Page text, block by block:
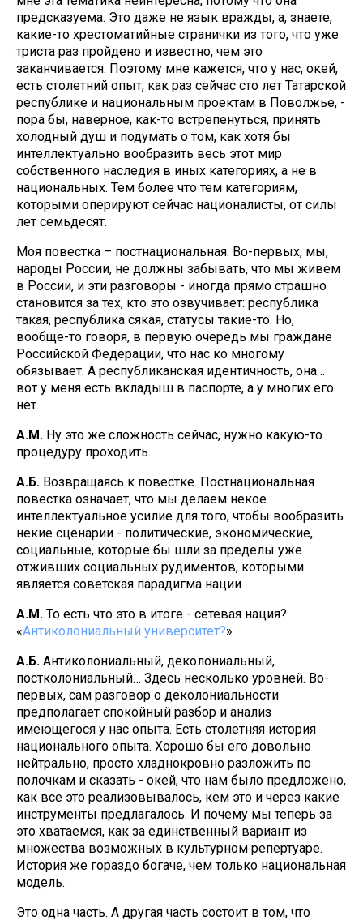
предсказуема. Это даже не язык вражды, а, знаете,
какие-то хрестоматийные странички из того, что уже
триста раз пройдено и известно, чем это
заканчивается. Поэтому мне кажется, что у нас, окей,
есть столетний опыт, как раз сейчас сто лет Татарской
республике и национальным проектам в Поволжье, -
пора бы, наверное, как-то встрепенуться, принять
холодный душ и подумать о том, как хотя бы
интеллектуально вообразить весь этот мир
собственного наследия в иных категориях, а не в
национальных. Тем более что тем категориям,
которыми оперируют сейчас националисты, от силы
лет семьдесят.
Моя повестка – постнациональная. Во-первых, мы,
народы России, не должны забывать, что мы живем
в России, и эти разговоры - иногда прямо страшно
становится за тех, кто это озвучивает: республика
такая, республика сякая, статусы такие-то. Но,
вообще-то говоря, в первую очередь мы граждане
Российской Федерации, что нас ко многому
обязывает. А республиканская идентичность, она…
вот у меня есть вкладыш в паспорте, а у многих его
нет.
А.М. Ну это же сложность сейчас, нужно какую-то
процедуру проходить.
А.Б. Возвращаясь к повестке. Постнациональная
повестка означает, что мы делаем некое
интеллектуальное усилие для того, чтобы вообразить
некие сценарии - политические, экономические,
социальные, которые бы шли за пределы уже
отживших социальных рудиментов, которыми
является советская парадигма нации.
А.М. То есть что это в итоге - сетевая нация?
«Антиколониальный университет?»
А.Б. Антиколониальный, деколониальный,
постколониальный… Здесь несколько уровней. Во-
первых, сам разговор о деколониальности
предполагает спокойный разбор и анализ
имеющегося у нас опыта. Есть столетняя история
национального опыта. Хорошо бы его довольно
нейтрально, просто хладнокровно разложить по
полочкам и сказать - окей, что нам было предложено,
как все это реализовывалось, кем это и через какие
инструменты предлагалось. И почему мы теперь за
это хватаемся, как за единственный вариант из
множества возможных в культурном репертуаре.
История же гораздо богаче, чем только национальная
модель.
Это одна часть. А другая часть состоит в том, что